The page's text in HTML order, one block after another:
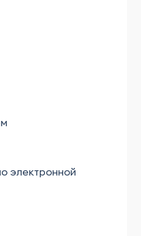
электронной